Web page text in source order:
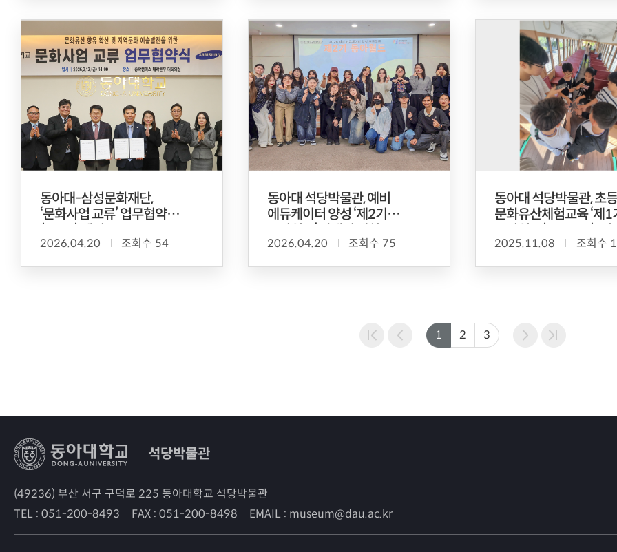
동아대-삼성문화재단,
‘문화사업 교류’ 업무협약
2026.04.20 조회수 54
동아대 석당박물관, 예비
에듀케이터 양성 ‘제2기
2026.04.20 조회수 75
동아대 석당박물관, 초
문화유산체험교육 ‘제1기
성료
2025.11.08 조회수
1 2 3
석당박물관
(49236) 부산 서구 구덕로 225 동아대학교 석당박물관
TEL : 051-200-8493 FAX : 051-200-8498 EMAIL : museum@dau.ac.kr